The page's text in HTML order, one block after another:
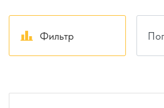
Фильтр